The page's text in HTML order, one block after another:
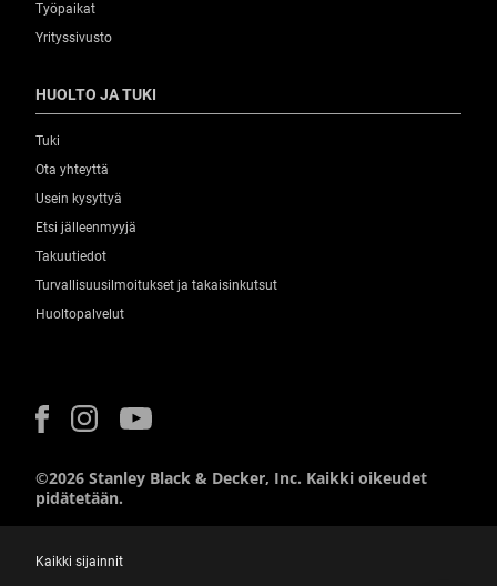
Työpaikat
Yrityssivusto
HUOLTO JA TUKI
Tuki
Ota yhteyttä
Usein kysyttyä
Etsi jälleenmyyjä
Takuutiedot
Turvallisuusilmoitukset ja takaisinkutsut
Huoltopalvelut
©2026 Stanley Black & Decker, Inc. Kaikki oikeudet
pidätetään.
Kaikki sijainnit